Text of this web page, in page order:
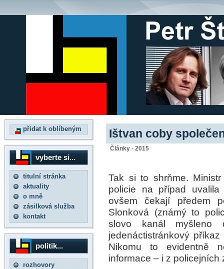
přidat k oblíbeným
vyberte si...
titulní stránka
aktuality
o mně
zásilková služba
kontakt
politik...
rozhovory
Ištvan coby
Články - 2015
Tak si to shrňme.
policie na případ uvalila
ovšem čekají předem
Slonková (známý to
slovo kanál myšleno
jedenáctistránkový
Nikomu to evidentně
informace – i z policejních